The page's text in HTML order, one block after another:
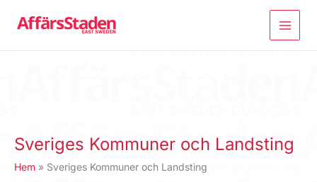
Sveriges Kommuner och Landsting
Hem Sveriges Kommuner och Landsting